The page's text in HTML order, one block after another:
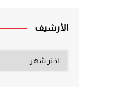
الأرشيف